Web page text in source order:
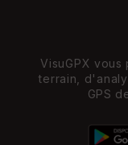
VisuGPX
terrain,
GPS